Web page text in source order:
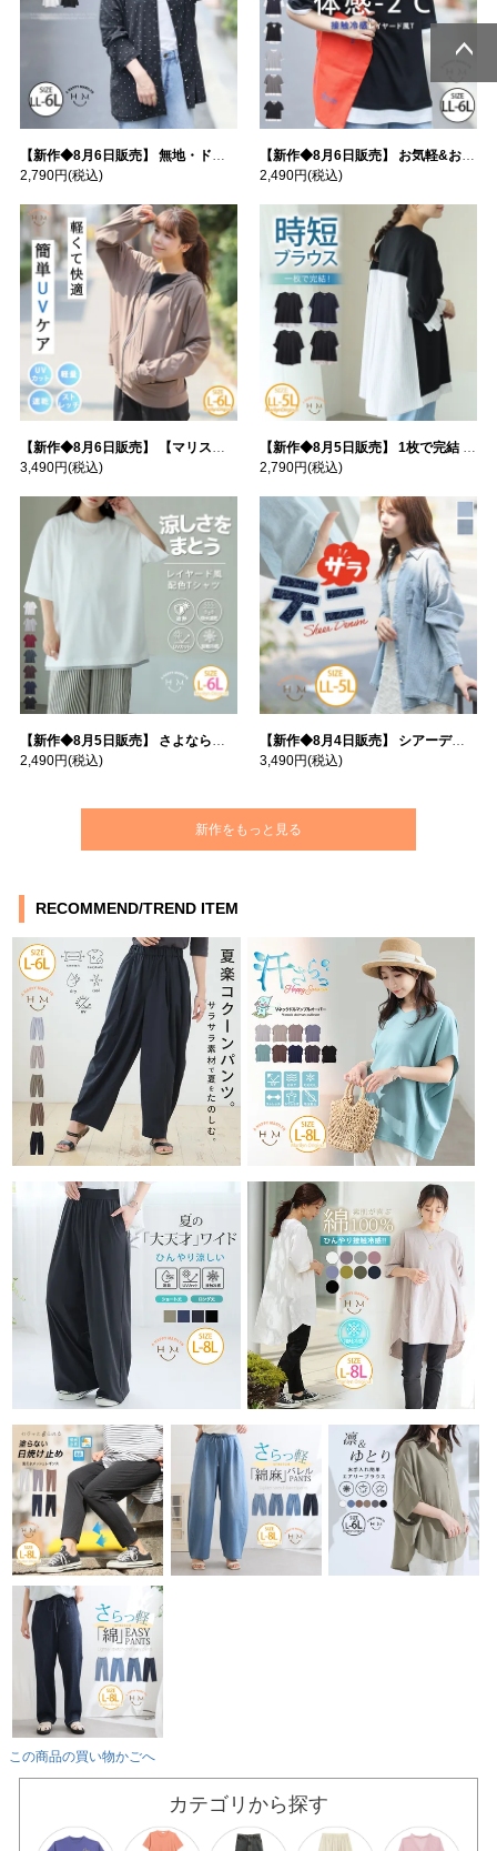
【新作◆8月6日販売】 無地・ドット柄から選べる 忍ばせ 活躍 シアー カーデ | 大きいサイズの通販ならハッピーマリリン
2,790円(税込)
【新作◆8月6日販売】 お気軽&お手軽 選べるデザイン 接触冷感 レイヤード風 コットン トップス | 大きいサイズの通販ならハッピーマリリン
2,490円(税込)
【新作◆8月6日販売】 【マリスポーツ】 運動初心者さんのための フード付き パーカー | 大きいサイズの通販ならハッピーマリリン
3,490円(税込)
【新作◆8月5日販売】 1枚で完結 袖口＆バック フハク使い トップス | 大きいサイズの通販ならハッピーマリリン
2,790円(税込)
【新作◆8月5日販売】 さよなら猛暑 涼しさを着る 遮熱 接触冷感 吸水・速乾 五分袖 コンフォートメッシュ 配色レイヤード 風ゆる Tシャツ | 大きいサイズの通販ならハッピーマリリン
2,490円(税込)
【新作◆8月4日販売】 シアーデニムで お洒落に肌隠し | 大きいサイズの通販ならハッピーマリリン
3,490円(税込)
新作をもっと見る
RECOMMEND/TREND ITEM
この商品の買い物かごへ
カテゴリから探す
ページトッ
プへ
ページトッ
プへ